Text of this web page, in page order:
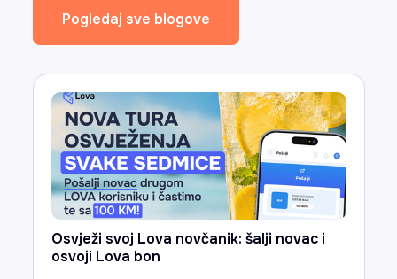
Pogledaj sve blogove
Osvježi svoj Lova novčanik: šalji novac i
osvoji Lova bon